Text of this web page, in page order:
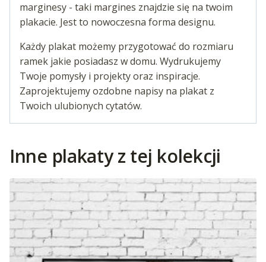
marginesy - taki margines znajdzie się na twoim
plakacie. Jest to nowoczesna forma designu.
Każdy plakat możemy przygotować do rozmiaru
ramek jakie posiadasz w domu. Wydrukujemy
Twoje pomysły i projekty oraz inspiracje.
Zaprojektujemy ozdobne napisy na plakat z
Twoich ulubionych cytatów.
Inne plakaty z tej kolekcji